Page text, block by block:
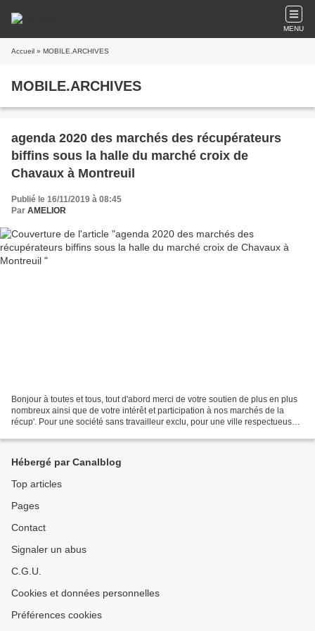
MENU
Accueil » MOBILE.ARCHIVES
MOBILE.ARCHIVES
agenda 2020 des marchés des récupérateurs
biffins sous la halle du marché croix de
Chavaux à Montreuil
Publié le 16/11/2019 à 08:45
Par AMELIOR
Bonjour à toutes et tous, tout d'abord merci de votre soutien de plus en plus
nombreux ainsi que de votre intérêt et participation à nos marchés de la
récup'. Pour une société sans travailleur exclu, pour une ville respectueuse
Hébergé par Canalblog
Top articles
Pages
Contact
Signaler un abus
C.G.U.
Cookies et données personnelles
Préférences cookies